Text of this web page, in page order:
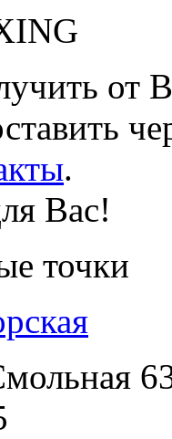
от
.
Вас!
точки